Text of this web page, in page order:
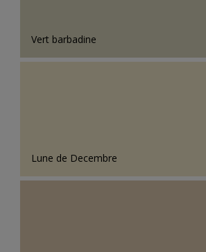
Vert barbadine
Lune de Decembre